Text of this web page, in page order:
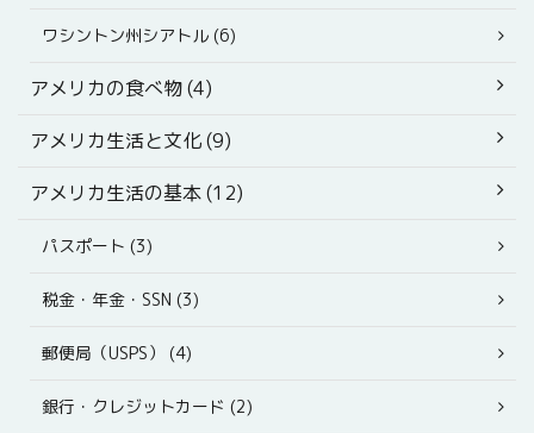
ワシントン州シアトル (6)
アメリカの食べ物 (4)
アメリカ生活と文化 (9)
アメリカ生活の基本 (12)
パスポート (3)
税金・年金・SSN (3)
郵便局（USPS） (4)
銀行・クレジットカード (2)